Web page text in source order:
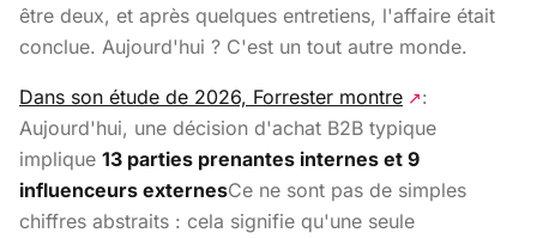
être deux, et après quelques entretiens, l'affaire était
conclue. Aujourd'hui ? C'est un tout autre monde.
Dans son étude de 2026, Forrester montre ↗:
Aujourd'hui, une décision d'achat B2B typique
implique 13 parties prenantes internes et 9
influenceurs externesCe ne sont pas de simples
chiffres abstraits : cela signifie qu'une seule